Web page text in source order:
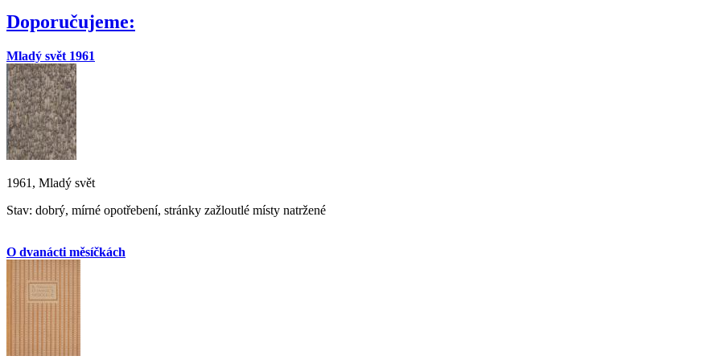
Doporučujeme:
Mladý svět 1961
1961, Mladý svět
Stav: dobrý, mírné opotřebení, stránky zažloutlé místy natržené
O dvanácti měsíčkách